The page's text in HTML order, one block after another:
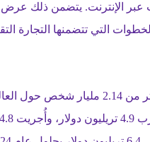
عبر الإنترنت. يتضمن ذلك
التي تتضمنها التجارة
إن كنت تتساءل عن أهمية التجارة الإلكترونية ففي عام 2021 وحده أجرى